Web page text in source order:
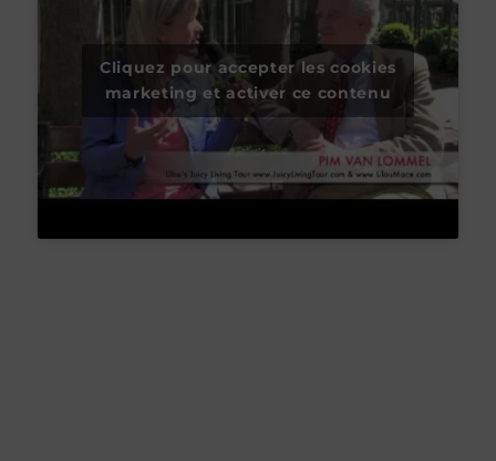
Cliquez pour accepter les cookies
marketing et activer ce contenu